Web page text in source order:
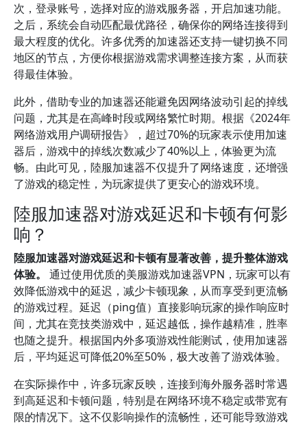
次，登录账号，选择对应的游戏服务器，开启加速功能。
之后，系统会自动匹配最优路径，确保你的网络连接得到
最大程度的优化。许多优秀的加速器还支持一键切换不同
地区的节点，方便你根据游戏需求调整连接方案，从而获
得最佳体验。
此外，借助专业的加速器还能避免因网络波动引起的掉线
问题，尤其是在高峰时段或网络繁忙时期。根据《2024年
网络游戏用户调研报告》，超过70%的玩家表示使用加速
器后，游戏中的掉线次数减少了40%以上，体验更为流
畅。由此可见，陸服加速器不仅提升了网络速度，还增强
了游戏的稳定性，为玩家提供了更安心的游戏环境。
陸服加速器对游戏延迟和卡顿有何影
响？
陸服加速器对游戏延迟和卡顿有显著改善，提升整体游戏
体验。
通过使用优质的美服游戏加速器VPN，玩家可以有
效降低游戏中的延迟，减少卡顿现象，从而享受到更流畅
的游戏过程。延迟（ping值）直接影响玩家的操作响应时
间，尤其在竞技类游戏中，延迟越低，操作越精准，胜率
也随之提升。根据国内外多项游戏性能测试，使用加速器
后，平均延迟可降低20%至50%，极大改善了游戏体验。
在实际操作中，许多玩家反映，连接到海外服务器时常遇
到高延迟和卡顿问题，特别是在网络环境不稳定或带宽有
限的情况下。这不仅影响操作的流畅性，还可能导致游戏